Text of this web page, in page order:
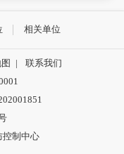
相关单位
|
联系我们
控制中心